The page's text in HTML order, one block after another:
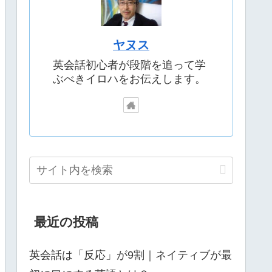
ヤヌス
英会話初心者が段階を追って学
ぶべきイロハをお伝えします。
最近の投稿
英会話は「反応」が9割｜ネイティブが最